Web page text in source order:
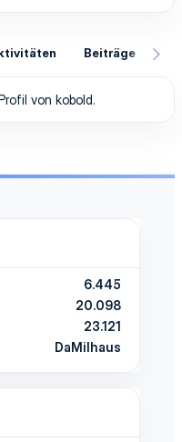
Beiträge
von kobold.
6.445
20.098
23.121
DaMilhaus